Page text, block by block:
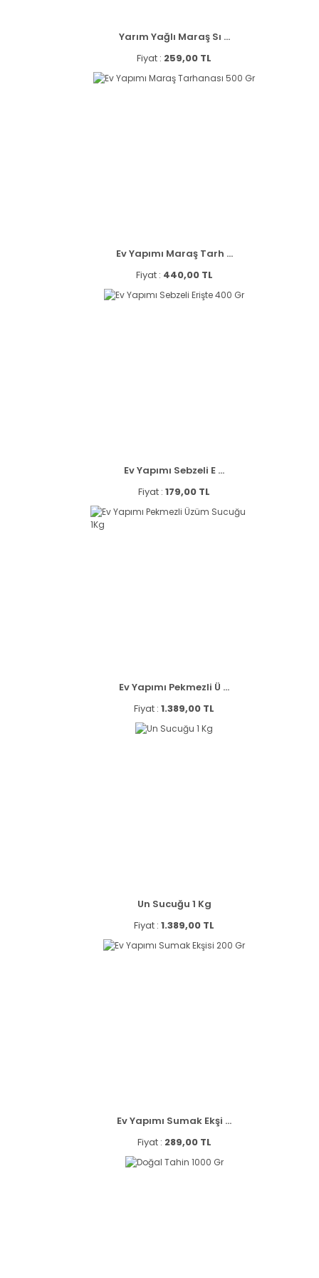
Yarım Yağlı Maraş Sı ...
Fiyat : 259,00 TL
Ev Yapımı Maraş Tarh ...
Fiyat : 440,00 TL
Ev Yapımı Sebzeli E ...
Fiyat : 179,00 TL
Ev Yapımı Pekmezli Ü ...
Fiyat : 1.389,00 TL
Un Sucuğu 1 Kg
Fiyat : 1.389,00 TL
Ev Yapımı Sumak Ekşi ...
Fiyat : 289,00 TL